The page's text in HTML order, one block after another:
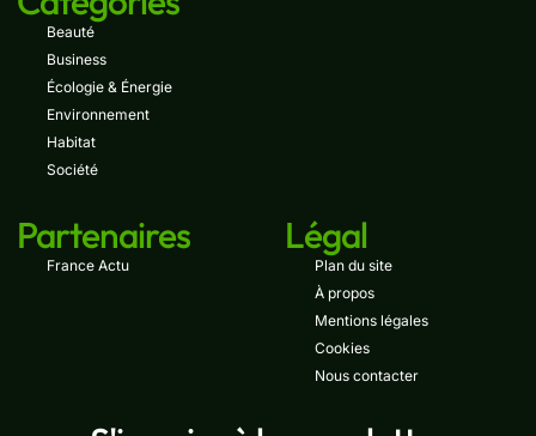
Beauté
Business
Écologie & Énergie
Environnement
Habitat
Société
Partenaires
France Actu
Légal
Plan du site
À propos
Mentions légales
Cookies
Nous contacter